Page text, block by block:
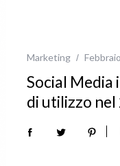
Marketing
Social Media
di utilizzo nel